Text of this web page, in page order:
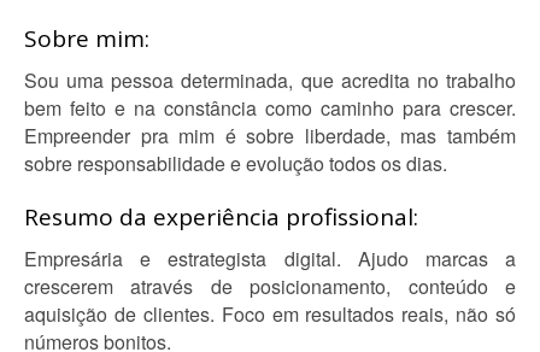
Sobre mim:
Sou uma pessoa determinada, que acredita no trabalho
bem feito e na constância como caminho para crescer.
Empreender pra mim é sobre liberdade, mas também
sobre responsabilidade e evolução todos os dias.
Resumo da experiência profissional:
Empresária e estrategista digital. Ajudo marcas a
crescerem através de posicionamento, conteúdo e
aquisição de clientes. Foco em resultados reais, não só
números bonitos.